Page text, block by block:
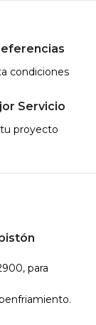
condiciones
Servicio
proyecto
para